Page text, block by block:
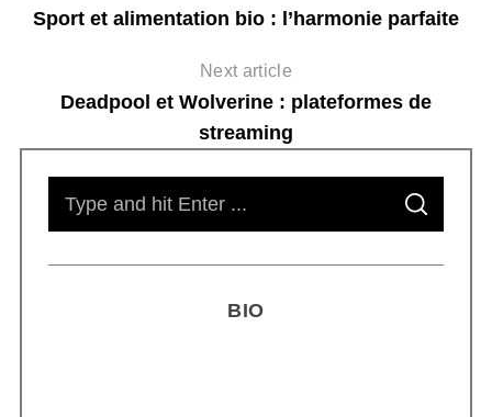
Sport et alimentation bio : l’harmonie parfaite
Next article
Deadpool et Wolverine : plateformes de
streaming
S
A
C
BIO